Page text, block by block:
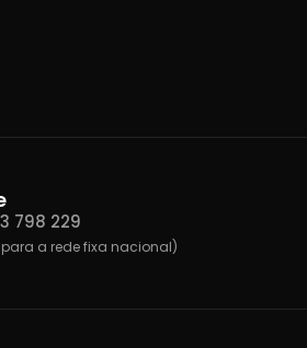
798 229
a rede fixa nacional)